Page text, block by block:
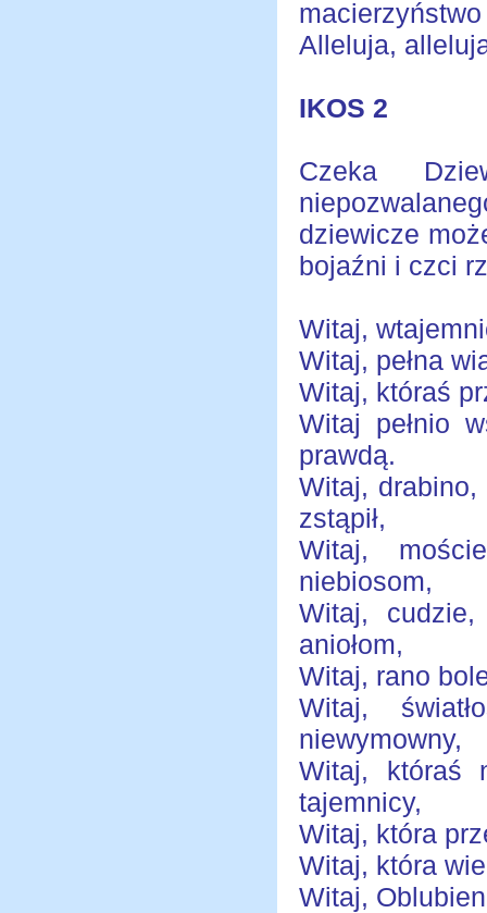
macierzyństwo
Alleluja,
IKOS 2
Czeka
dziewicze
bojaźni i czci
Witaj,
Witaj, pełna
Witaj, któraś
Witaj pełnio
prawdą.
Witaj,
zstąpił,
Witaj,
niebiosom,
Witaj,
aniołom,
Witaj, rano
Witaj,
niewymowny,
Witaj, któraś
tajemnicy,
Witaj, która
Witaj, która
Witaj,